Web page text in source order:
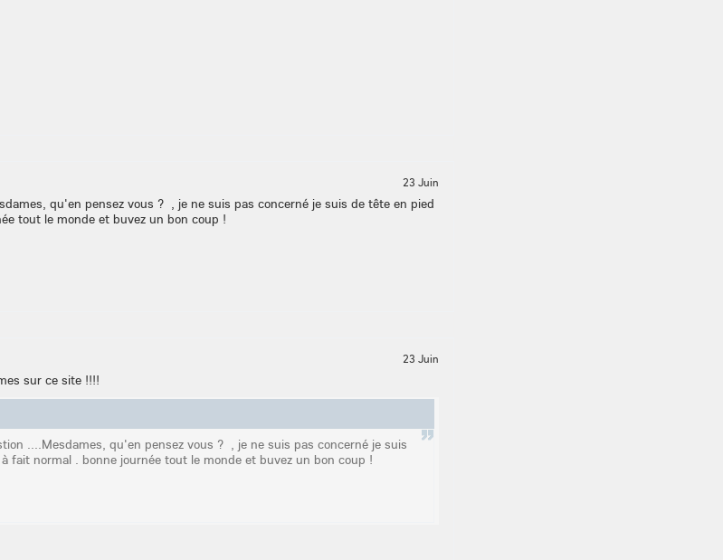
23 Juin
qu'en pensez vous ? , je ne suis pas concerné je suis de tête en pied
tout le monde et buvez un bon coup !
23 Juin
sur ce site !!!!
....Mesdames, qu'en pensez vous ? , je ne suis pas concerné je suis
fait normal . bonne journée tout le monde et buvez un bon coup !